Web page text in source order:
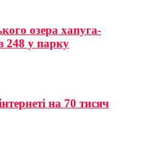
озера хапуга-
248 у парку
на 70 тисяч